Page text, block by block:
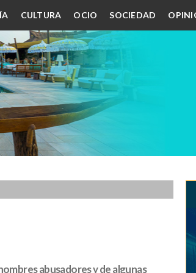
CULTURA OCIO SOCIEDAD
abusadores y de algunas